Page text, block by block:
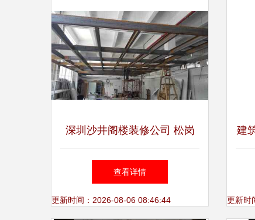
深圳沙井阁楼装修公司 松岗
钢结构厂房安装工程的创新实
践
查看详情
更新时间：2026-08-06 08:46:44
建
更新时